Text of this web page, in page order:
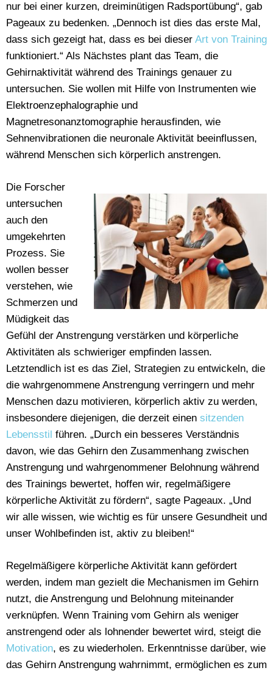
nur bei einer kurzen, dreiminütigen Radsportübung“, gab
Pageaux zu bedenken. „Dennoch ist dies das erste Mal,
dass sich gezeigt hat, dass es bei dieser Art von Training
funktioniert.“ Als Nächstes plant das Team, die
Gehirnaktivität während des Trainings genauer zu
untersuchen. Sie wollen mit Hilfe von Instrumenten wie
Elektroenzephalographie und
Magnetresonanztomographie herausfinden, wie
Sehnenvibrationen die neuronale Aktivität beeinflussen,
während Menschen sich körperlich anstrengen.
Die Forscher
untersuchen
auch den
umgekehrten
Prozess. Sie
wollen besser
verstehen, wie
Schmerzen und
Müdigkeit das
Gefühl der Anstrengung verstärken und körperliche
Aktivitäten als schwieriger empfinden lassen.
Letztendlich ist es das Ziel, Strategien zu entwickeln, die
die wahrgenommene Anstrengung verringern und mehr
Menschen dazu motivieren, körperlich aktiv zu werden,
insbesondere diejenigen, die derzeit einen sitzenden
Lebensstil führen. „Durch ein besseres Verständnis
davon, wie das Gehirn den Zusammenhang zwischen
Anstrengung und wahrgenommener Belohnung während
des Trainings bewertet, hoffen wir, regelmäßigere
körperliche Aktivität zu fördern“, sagte Pageaux. „Und
wir alle wissen, wie wichtig es für unsere Gesundheit und
unser Wohlbefinden ist, aktiv zu bleiben!“
Regelmäßigere körperliche Aktivität kann gefördert
werden, indem man gezielt die Mechanismen im Gehirn
nutzt, die Anstrengung und Belohnung miteinander
verknüpfen. Wenn Training vom Gehirn als weniger
anstrengend oder als lohnender bewertet wird, steigt die
Motivation, es zu wiederholen. Erkenntnisse darüber, wie
das Gehirn Anstrengung wahrnimmt, ermöglichen es zum